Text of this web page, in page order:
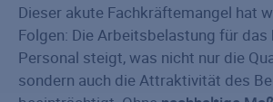
Dieser akute Fachkräftemangel hat
Folgen: Die Arbeitsbelastung für das
Personal steigt, was nicht nur die
sondern auch die Attraktivität des